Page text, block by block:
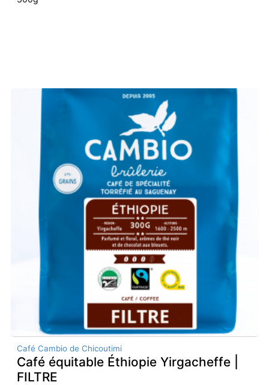
Café Cambio de Chicoutimi
Café équitable Éthiopie Yirgacheffe |
FILTRE